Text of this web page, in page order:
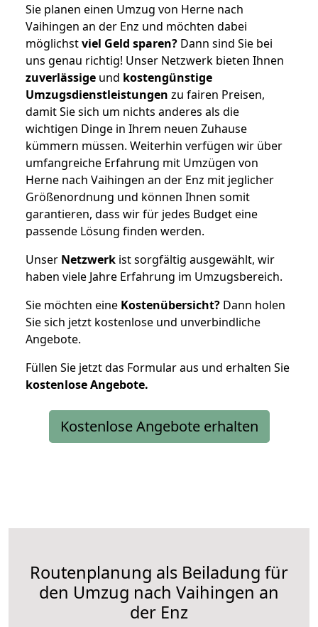
Sie planen einen Umzug von Herne nach
Vaihingen an der Enz und möchten dabei
möglichstviel Geld sparen? Dann sind Sie bei
uns genau richtig! Unser Netzwerk bieten Ihnen
zuverlässige und kostengünstige
Umzugsdienstleistungen zu fairen Preisen,
damit Sie sich um nichts anderes als die
wichtigen Dinge in Ihrem neuen Zuhause
kümmern müssen. Weiterhin verfügen wir über
umfangreiche Erfahrung mit Umzügen von
Herne nach Vaihingen an der Enz mit jeglicher
Größenordnung und können Ihnen somit
garantieren, dass wir für jedes Budget eine
passende Lösung finden werden.
Unser Netzwerk ist sorgfältig ausgewählt, wir
haben viele Jahre Erfahrung im Umzugsbereich.
Sie möchten eine Kostenübersicht? Dann holen
Sie sich jetzt kostenlose und unverbindliche
Angebote.
Füllen Sie jetzt das Formular aus und erhalten Sie
kostenloseAngebote.
Kostenlose Angebote erhalten
Routenplanung als Beiladung für
den Umzug nach Vaihingen an
der Enz